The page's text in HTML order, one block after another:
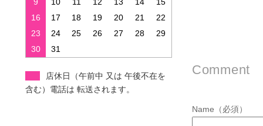
16
17 18 19 20 21
22
23
24 25 26 27 28
29
30
31
店休日（午前中 又は 午後不在を
含む）電話は 転送されます。
Comment
Name（必須）